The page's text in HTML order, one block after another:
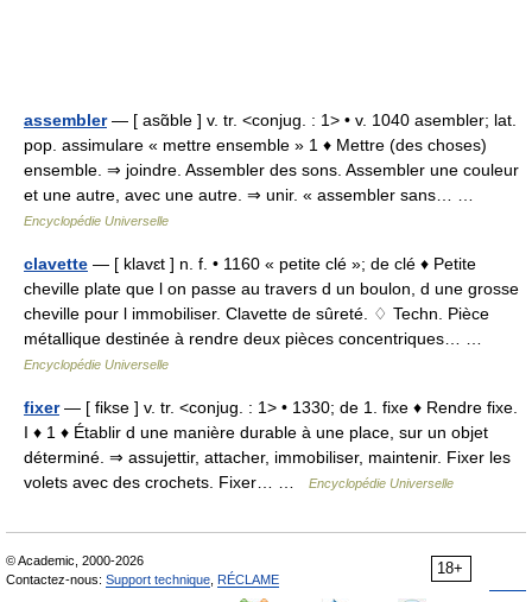
assembler— [ asɑ̃ble ] v. tr. <conjug. : 1> • v. 1040 asembler; lat.
pop. assimulare « mettre ensemble » 1 ♦ Mettre (des choses)
ensemble. ⇒ joindre. Assembler des sons. Assembler une couleur
et une autre, avec une autre. ⇒ unir. « assembler sans… …
Encyclopédie Universelle
clavette — [ klavɛt ] n. f. • 1160 « petite clé »; de clé ♦ Petite
cheville plate que l on passe au travers d un boulon, d une grosse
cheville pour l immobiliser. Clavette de sûreté. ♢ Techn. Pièce
métallique destinée à rendre deux pièces concentriques… …
Encyclopédie Universelle
fixer— [ fikse ] v. tr. <conjug. : 1> • 1330; de 1. fixe ♦ Rendre fixe.
I ♦ 1 ♦ Établir d une manière durable à une place, sur un objet
déterminé. ⇒ assujettir, attacher, immobiliser, maintenir. Fixer les
volets avec des crochets. Fixer… …
Encyclopédie Universelle
18+
© Academic, 2000-2026
Contactez-nous: Support technique RÉCLAME